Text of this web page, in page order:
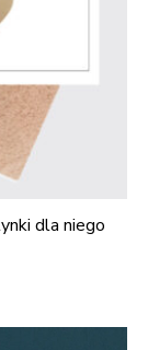
dla niego